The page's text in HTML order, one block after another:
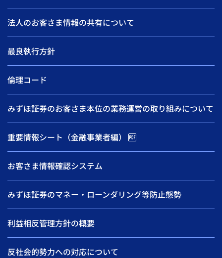
法人のお客さま情報の共有について
最良執行方針
倫理コード
みずほ証券のお客さま本位の業務運営の取り組みについて
重要情報シート（金融事業者編）
お客さま情報確認システム
みずほ証券のマネー・ローンダリング等防止態勢
利益相反管理方針の概要
反社会的勢力への対応について